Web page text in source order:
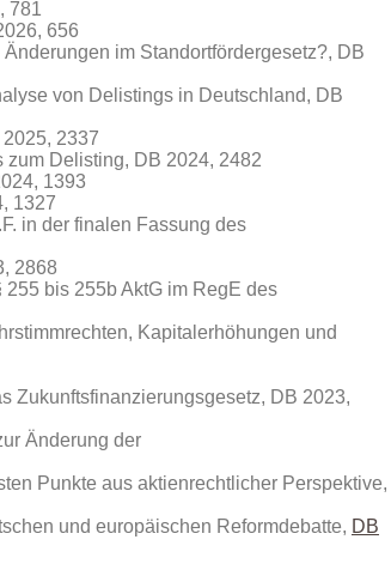
781
656
im Standortfördergesetz?, DB
von Delistings in Deutschland, DB
2337
Delisting, DB 2024, 2482
1393
1327
in der finalen Fassung des
2868
bis 255b AktG im RegE des
Kapitalerhöhungen und
Zukunftsfinanzierungsgesetz, DB 2023,
Änderung der
Punkte aus aktienrechtlicher Perspektive,
und europäischen Reformdebatte, DB